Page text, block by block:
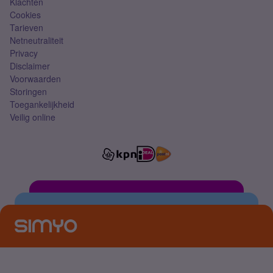
Cookies
Tarieven
Netneutraliteit
Privacy
Disclaimer
Voorwaarden
Storingen
Toegankelijkheid
Veilig online